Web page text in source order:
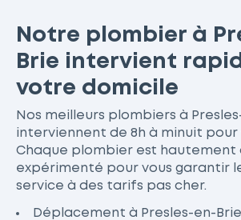
Notre plombier à
Brie intervient
votre domicile
Nos meilleurs plombiers à
interviennent de 8h à minuit pour
Chaque plombier est hautement
expérimenté pour vous garantir
service à des tarifs pas cher.
Déplacement à Presles-en-Brie